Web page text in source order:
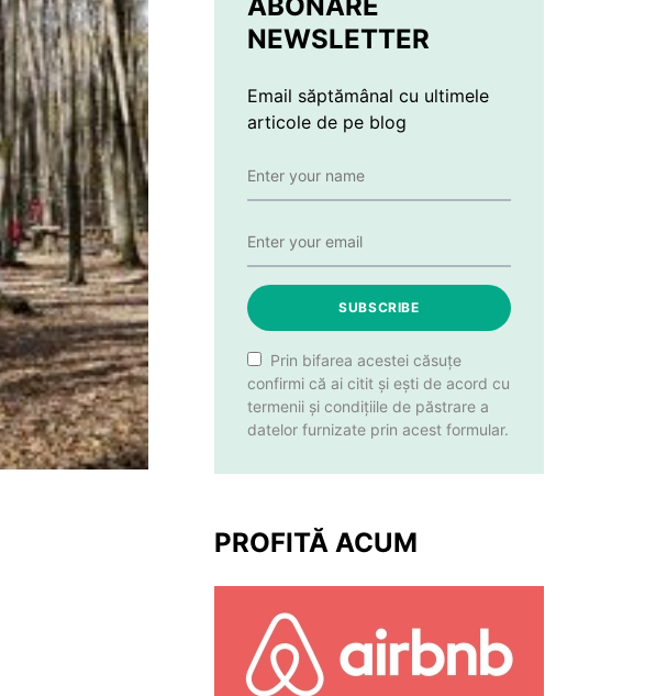
NEWSLETTER
Email săptămânal cu ultimele
articole de pe blog
SUBSCRIBE
Prin bifarea acestei căsuțe
confirmi că ai citit și ești de acord cu
termenii și condițiile de păstrare a
datelor furnizate prin acest formular.
PROFITĂ ACUM